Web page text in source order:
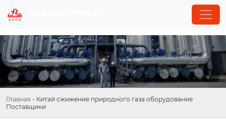
Главная - Китай сжижение природного газа оборудование
Поставщики